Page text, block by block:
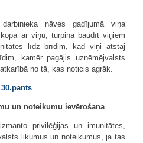
nāves gadījumā viņa
ar viņu, turpina baudīt viņiem
līdz brīdim, kad viņi atstāj
kamēr pagājis uzņēmējvalsts
no tā, kas noticis agrāk.
30.pants
un noteikumu ievērošana
privilēģijas un imunitātes,
likumus un noteikumus, ja tas